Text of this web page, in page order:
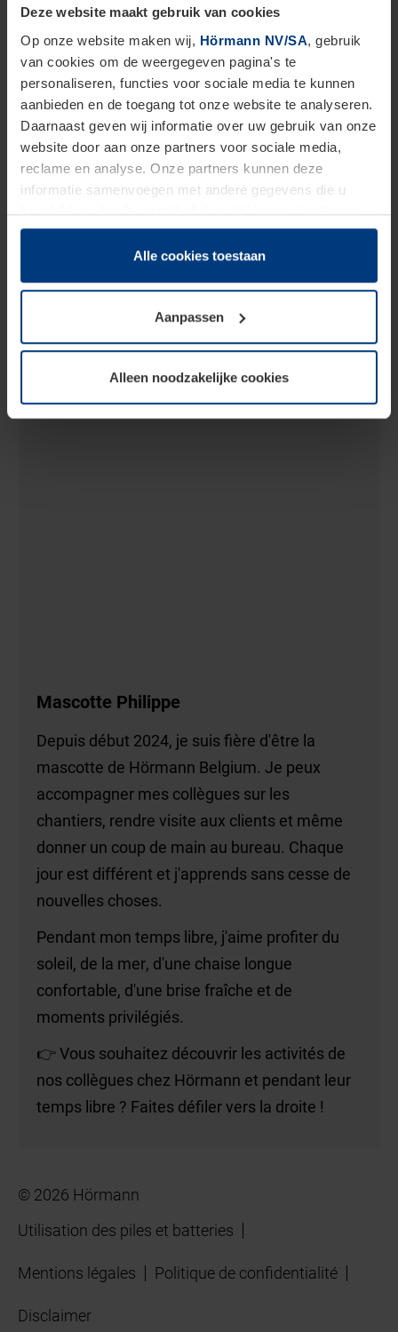
Deze website maakt gebruik van cookies
Op onze website maken wij, Hörmann NV/SA, gebruik
van cookies om de weergegeven pagina's te
personaliseren, functies voor sociale media te kunnen
aanbieden en de toegang tot onze website te analyseren.
Daarnaast geven wij informatie over uw gebruik van onze
website door aan onze partners voor sociale media,
reclame en analyse. Onze partners kunnen deze
informatie samenvoegen met andere gegevens die u
beschikbaar heeft gesteld of die zij tijdens gebruik van
hun diensten hebben verzameld.
Juridisch hebben wij het recht om cookies op uw
van deze pagina's absoluut vereist is. Voor alle andere
soorten cookies is uw toestemming benodigd. Uw
toestemming kunt u op elk moment bij de uitleg van de
wijzigen of herroepen.
Alle cookies toestaan
Aanpassen
Alleen noodzakelijke cookies
Mascotte Philippe
Depuis début 2024, je suis fière d'être la
mascotte de Hörmann Belgium. Je peux
accompagner mes collègues sur les
chantiers, rendre visite aux clients et même
donner un coup de main au bureau. Chaque
jour est différent et j'apprends sans cesse de
nouvelles choses.
Pendant mon temps libre, j'aime profiter du
soleil, de la mer, d'une chaise longue
confortable, d'une brise fraîche et de
moments privilégiés.
👉 Vous souhaitez découvrir les activités de
nos collègues chez Hörmann et pendant leur
temps libre ? Faites défiler vers la droite !
© 2026 Hörmann
Utilisation des piles et batteries
Mentions légales Politique de confidentialité
Disclaimer